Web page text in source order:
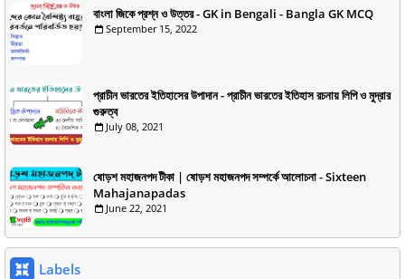
বাংলা জিকে প্রশ্ন ও উত্তর - GK in Bengali - Bangla GK MCQ
September 15, 2022
প্রাচীন ভারতের ইতিহাসের উপাদান - প্রাচীন ভারতের ইতিহাস রচনায় লিপি ও মুদ্রার
গুরুত্ব
July 08, 2021
ষোড়শ মহাজনপদ টীকা | ষোড়শ মহাজনপদ সম্পর্কে আলোচনা - Sixteen
Mahajanapadas
June 22, 2021
Labels